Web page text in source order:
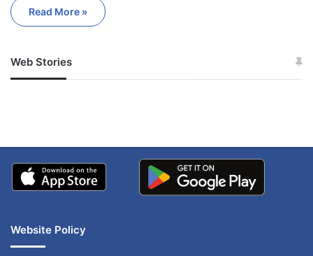
Read More »
Web Stories
जम्मू-कश्मीर में बारिश से
अपडेट
खाई में धक्का… आरोपियों ने
Website Policy